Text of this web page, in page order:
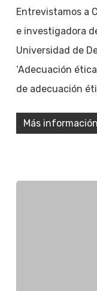
Entrevistamos a
e investigadora
Universidad de
‘Adecuación
de adecuación
Más información